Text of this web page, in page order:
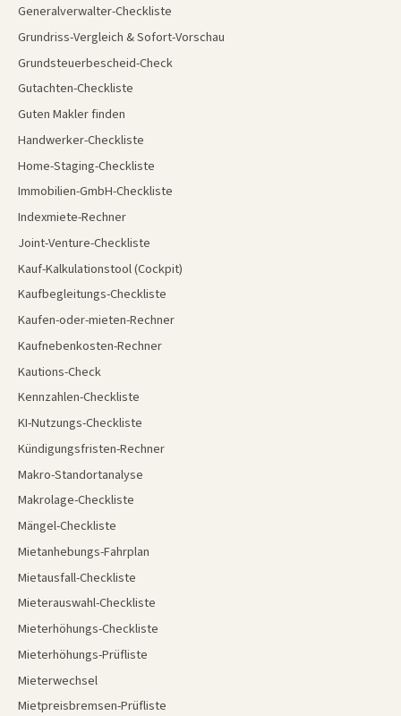
Generalverwalter-Checkliste
Grundriss-Vergleich & Sofort-Vorschau
Grundsteuerbescheid-Check
Gutachten-Checkliste
Guten Makler finden
Handwerker-Checkliste
Home-Staging-Checkliste
Immobilien-GmbH-Checkliste
Indexmiete-Rechner
Joint-Venture-Checkliste
Kauf-Kalkulationstool (Cockpit)
Kaufbegleitungs-Checkliste
Kaufen-oder-mieten-Rechner
Kaufnebenkosten-Rechner
Kautions-Check
Kennzahlen-Checkliste
KI-Nutzungs-Checkliste
Kündigungsfristen-Rechner
Makro-Standortanalyse
Makrolage-Checkliste
Mängel-Checkliste
Mietanhebungs-Fahrplan
Mietausfall-Checkliste
Mieterauswahl-Checkliste
Mieterhöhungs-Checkliste
Mieterhöhungs-Prüfliste
Mieterwechsel
Mietpreisbremsen-Prüfliste